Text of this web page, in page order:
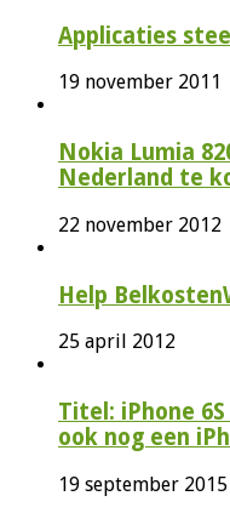
Applicaties
19 november 2011
Nokia Lumia
Nederland te
22 november 2012
Help
25 april 2012
Titel: iPhone
ook nog een
19 september 2015